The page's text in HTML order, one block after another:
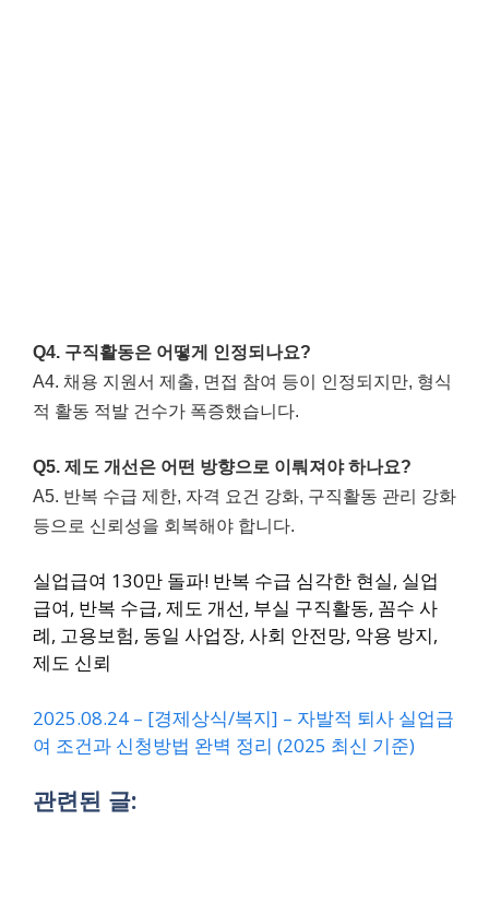
Q4. 구직활동은 어떻게 인정되나요?
A4. 채용 지원서 제출, 면접 참여 등이 인정되지만, 형식
적 활동 적발 건수가 폭증했습니다.
Q5. 제도 개선은 어떤 방향으로 이뤄져야 하나요?
A5. 반복 수급 제한, 자격 요건 강화, 구직활동 관리 강화
등으로 신뢰성을 회복해야 합니다.
실업급여 130만 돌파! 반복 수급 심각한 현실, 실업
급여, 반복 수급, 제도 개선, 부실 구직활동, 꼼수 사
례, 고용보험, 동일 사업장, 사회 안전망, 악용 방지,
제도 신뢰
2025.08.24 – [경제상식/복지] – 자발적 퇴사 실업급
여 조건과 신청방법 완벽 정리 (2025 최신 기준)
관련된 글: